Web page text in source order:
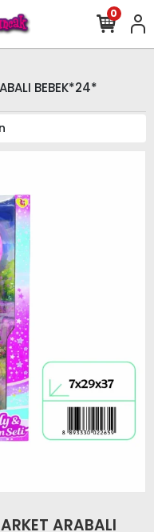
0
BEBEK*24*
ARABALI